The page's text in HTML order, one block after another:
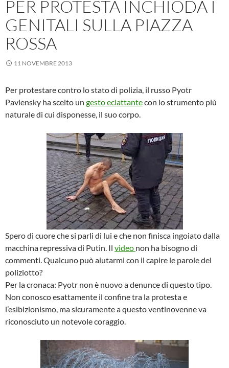
PER PROTESTA INCHIODA I
GENITALI SULLA PIAZZA
ROSSA
11 NOVEMBRE 2013
Per protestare contro lo stato di polizia, il russo Pyotr
Pavlensky ha scelto un gesto eclattantecon lo strumento più
naturale di cui disponesse, il suo corpo.
Spero di cuore che si parli di lui e che non finisca ingoiato dalla
macchina repressiva di Putin. Il video non ha bisogno di
commenti. Qualcuno può aiutarmi con il capire le parole del
poliziotto?
Per la cronaca: Pyotr non è nuovo a denunce di questo tipo.
Non conosco esattamente il confine tra la protesta e
l’esibizionismo, ma sicuramente a questo ventinovenne va
riconosciuto un notevole coraggio.